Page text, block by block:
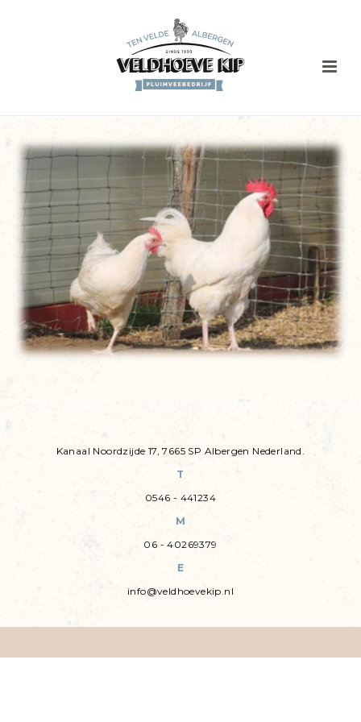
Kanaal Noordzijde 17, 7665 SP Albergen Nederland.
T
0546 - 441234
M
06 - 40269379
E
info@veldhoevekip.nl